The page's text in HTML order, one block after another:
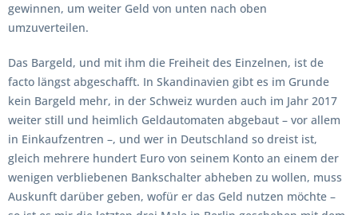
gewinnen, um weiter Geld von unten nach oben
umzuverteilen.
Das Bargeld, und mit ihm die Freiheit des Einzelnen, ist de
facto längst abgeschafft. In Skandinavien gibt es im Grunde
kein Bargeld mehr, in der Schweiz wurden auch im Jahr 2017
weiter still und heimlich Geldautomaten abgebaut – vor allem
in Einkaufzentren –, und wer in Deutschland so dreist ist,
gleich mehrere hundert Euro von seinem Konto an einem der
wenigen verbliebenen Bankschalter abheben zu wollen, muss
Auskunft darüber geben, wofür er das Geld nutzen möchte –